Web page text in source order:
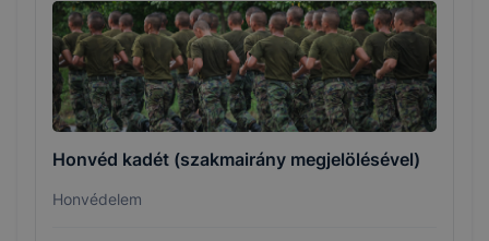
Honvéd kadét (szakmairány megjelölésével)
Honvédelem